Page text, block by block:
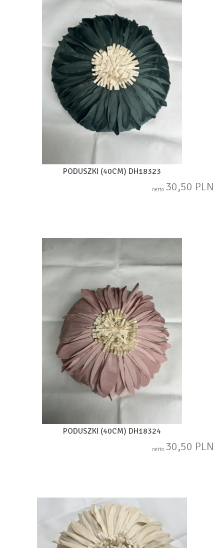
PODUSZKI (40CM) DH18323
netto 30,50 PLN
PODUSZKI (40CM) DH18324
netto 30,50 PLN